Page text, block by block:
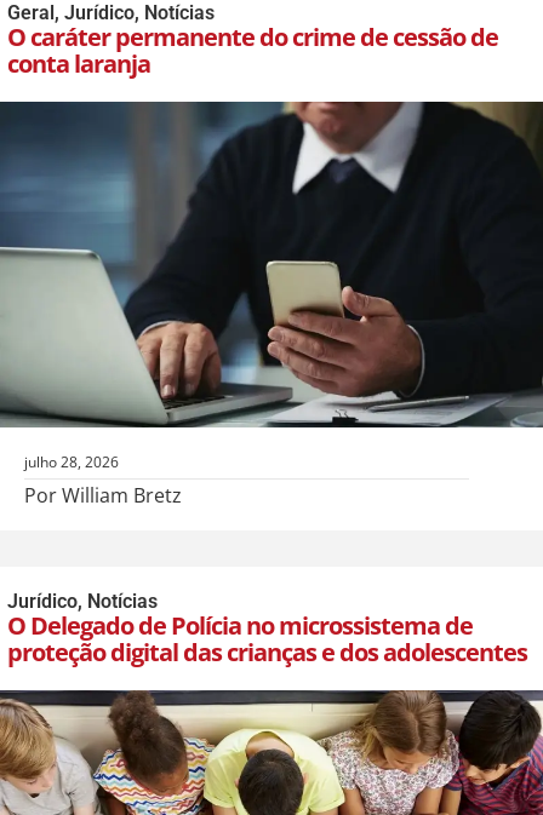
Geral , Jurídico, Notícias
O caráter permanente do crime de cessão de
conta laranja
julho 28, 2026
Por William Bretz
Jurídico, Notícias
O Delegado de Polícia no microssistema de
proteção digital das crianças e dos adolescentes